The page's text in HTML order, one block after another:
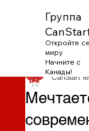
Группа
Откройте
миру
Начните с
Канады!
CanStart